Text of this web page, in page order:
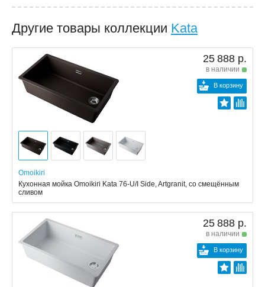
Другие товары коллекции Kata
25 888 р.
в наличии
В корзину
Omoikiri
Кухонная мойка Omoikiri Kata 76-U/I Side, Artgranit, со смещённым
сливом
25 888 р.
в наличии
В корзину